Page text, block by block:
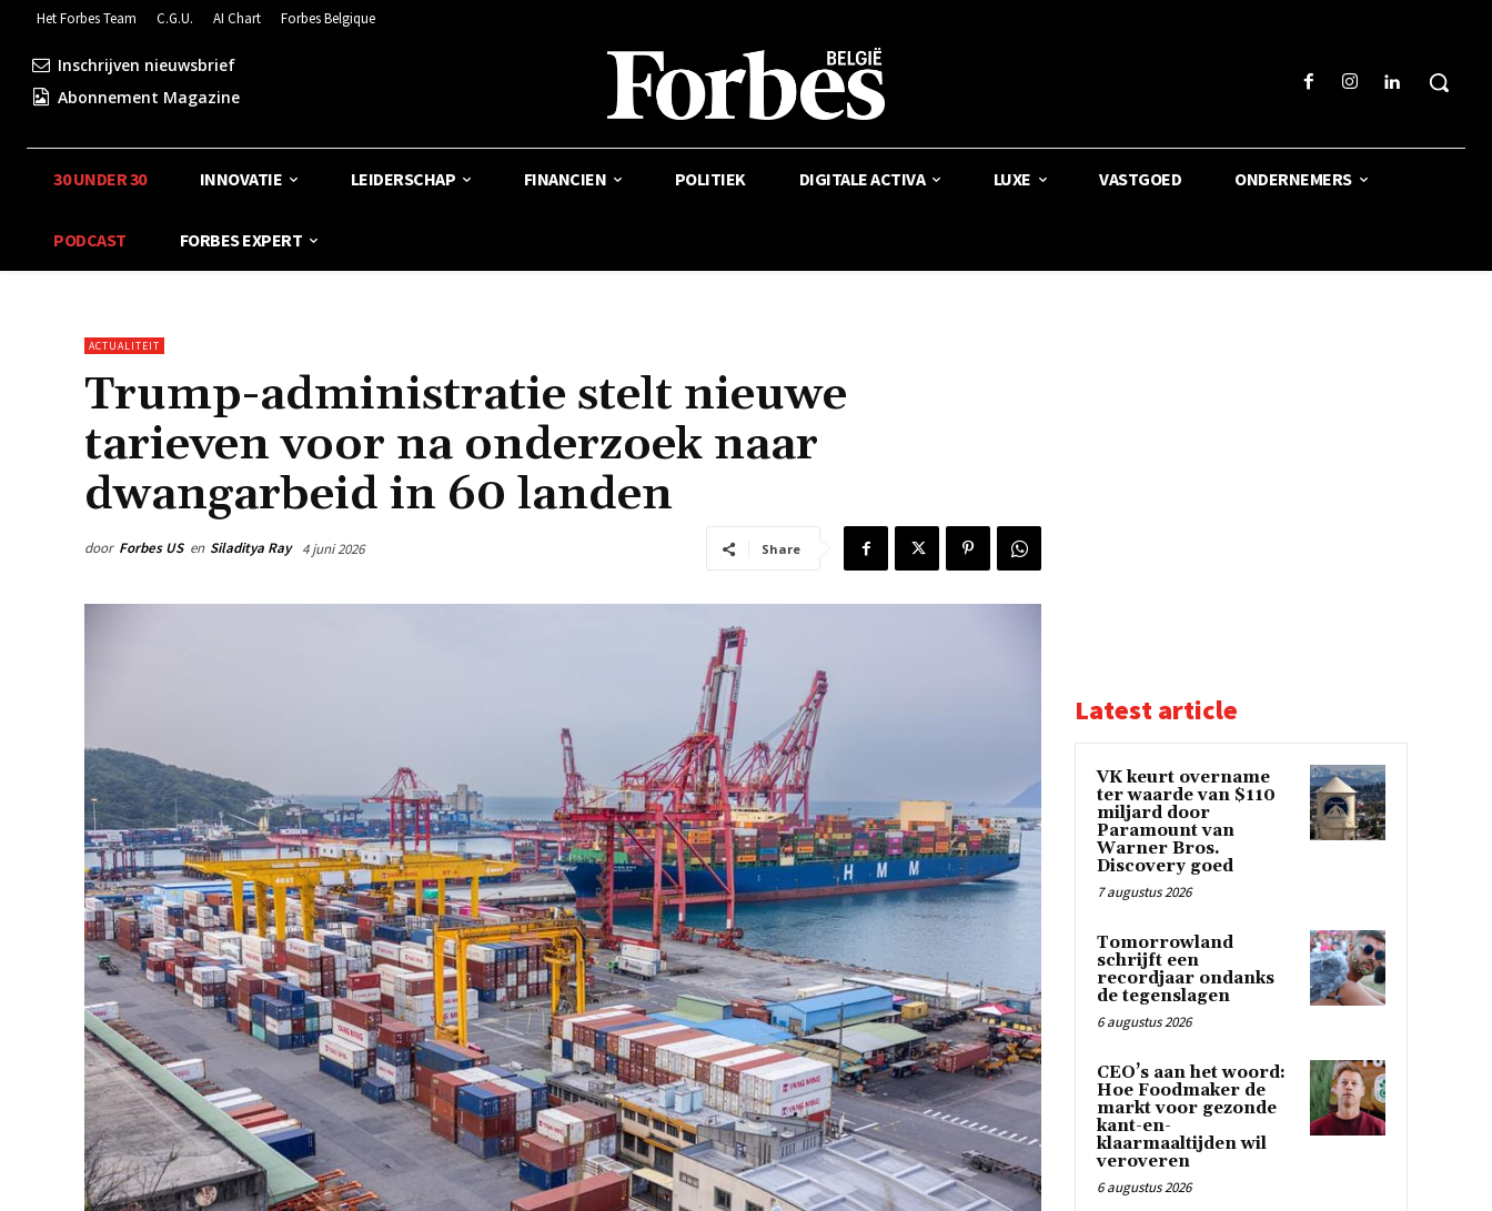
Het Forbes Team C.G.U. AI Chart Forbes Belgique
Inschrijven nieuwsbrief
Abonnement Magazine
30 UNDER 30 INNOVATIE LEIDERSCHAP FINANCIEN POLITIEK DIGITALE ACTIVA LUXE VASTGOED ONDERNEMERS
PODCAST FORBES EXPERT
ACTUALITEIT
Trump-administratie stelt nieuwe
tarieven voor na onderzoek naar
dwangarbeid in 60 landen
door Forbes US en Siladitya Ray 4 juni 2026 Share
Latest article
VK keurt overname
ter waarde van $110
miljard door
Paramount van
Warner Bros.
Discovery goed
7 augustus 2026
Tomorrowland
schrijft een
recordjaar ondanks
de tegenslagen
6 augustus 2026
CEO’s aan het woord:
Hoe Foodmaker de
markt voor gezonde
kant-en-
klaarmaaltijden wil
veroveren
6 augustus 2026